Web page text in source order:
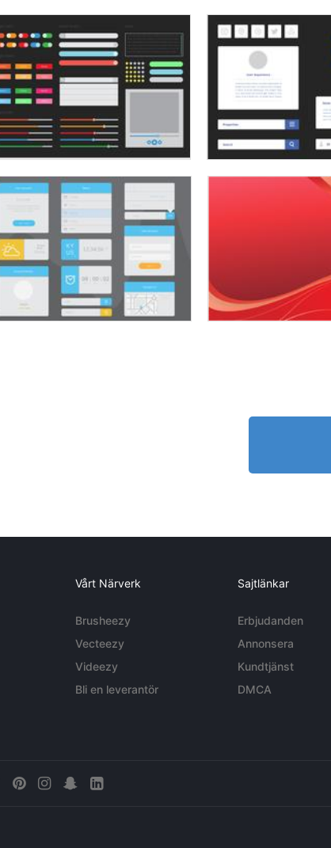
Vårt Närverk
Brusheezy
Vecteezy
Videezy
Bli en leverantör
Sajtlänkar
Erbjudanden
Annonsera
Kundtjänst
DMCA